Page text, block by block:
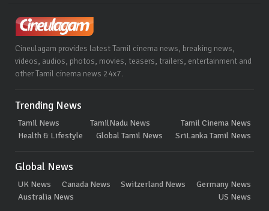
Cineulagam provides latest Tamil cinema news, breaking news,
videos, audios, photos, movies, teasers, trailers, entertainment and
other Tamil cinema news 24x7.
Trending News
Tamil News TamilNadu News
Tamil Cinema News
Health & Lifestyle
Global Tamil News SriLanka Tamil News
Global News
UK News Canada News Switzerland News
Germany News
Australia News
US News